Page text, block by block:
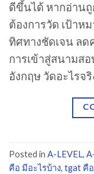
ดีขึ้นได้ หากอ่าน
ต้องการวัด เป้าห
ทิศทางชัดเจน ลด
การเข้าสู่สนามส
อังกฤษ วัดอะไรจ
Posted in A-LEVEL,
คือ มีอะไรบ้าง, tgat คื